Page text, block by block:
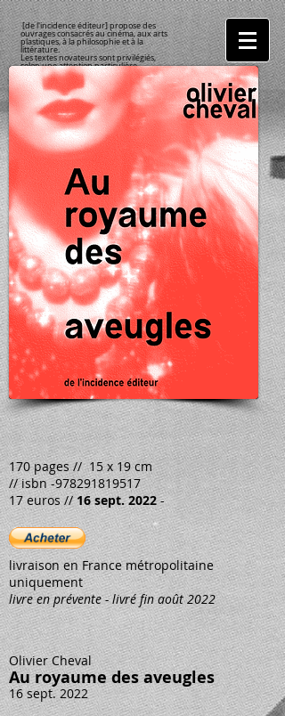
[de l'incidence éditeur] propose des
ouvrages consacrés au cinéma, aux arts
plastiques, à la philosophie et à la
littérature.
Les textes novateurs sont privilégiés,
selon une attention particulière
accordée aux réflexions sur les
expériences esthétiques et politiques.
Des utopies classiques et modernes à
des tentatives cinématographiques, en
passant quelques figures des XXeet
XXI esiècles,
[de l'incidence éditeur] mise sur la
multiplicité des disciplines afin de
favoriser leurs rencontres (pas toujours
calculées).
[de l'incidence éditeur]
Cherbourg-en-Cotentin(50)
maison d'édition indépendante
170 pages // 15 x 19 cm
// isbn -978291819517
17 euros //16 sept. 2022-
livraison en France métropolitaine
uniquement
livre en prévente - livré fin août 2022
Olivier Cheval
Au royaume des aveugles
16 sept. 2022